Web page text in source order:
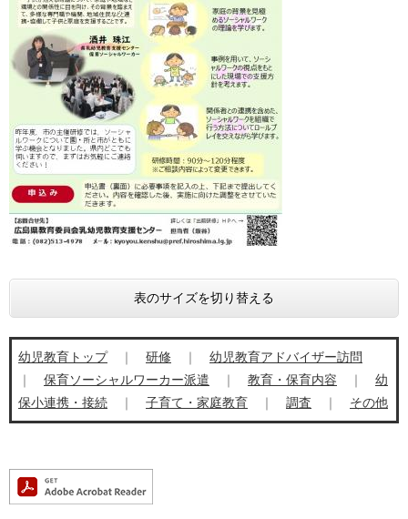
表のサイズを切り替える
幼児教育トップ ｜ 研修 ｜
幼児教育アドバイザー訪問
｜
保育ソーシャルワーカー派遣 ｜ 教育・保育内容 ｜
幼
保小連携・接続
｜ 子育て・家庭教育 ｜ 調査 ｜ その他